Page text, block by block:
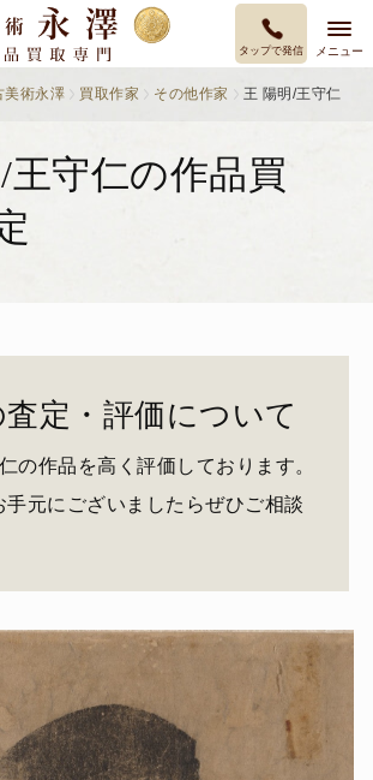
タップで発信 メニュー
美術永澤 買取作家 その他作家 王 陽明/王守仁
王守仁の作品買
定・評価について
の作品を高く評価しております。
手元にございましたらぜひご相談